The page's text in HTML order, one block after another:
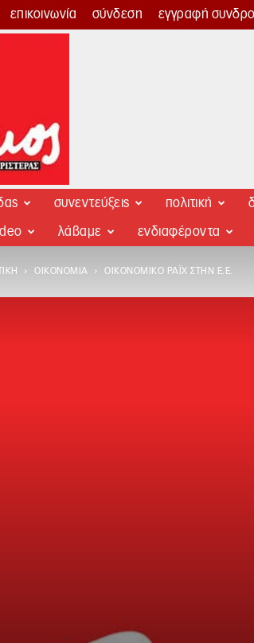
επικοινωνία σύνδεση εγγραφή
συνεντεύξεις πολιτική
λάβαμε ενδιαφέροντα
ΟΙΚΟΝΟΜΊΑ ΟΙΚΟΝΟΜΙΚΌ ΡΆΙΧ ΣΤΗΝ Ε.Ε.